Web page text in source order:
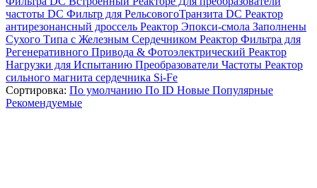
частоты DC Фильтр для РельсовогоТранзита DC Реактор
антирезонансный дроссель Реактор Эпокси-смола Заполнены
Сухого Типа с Железным Сердечником Реактор Фильтра для
Регенеративного Привода & Фотоэлектрический Реактор
Нагрузки для Испытанию Преобразователи Частоты Реактор
сильного магнита сердечника Si-Fe
Сортировка: По умолчанию По ID Новые Популярные
Рекомендуемые